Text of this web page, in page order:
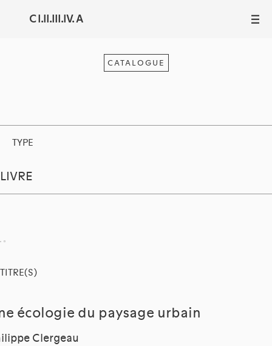
C I.II.III.IV. A III
CATALOGUE
TYPE
LIVRE
TITRE(S)
écologie du paysage urbain
Clergeau